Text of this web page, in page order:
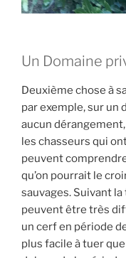
Un Domaine
Deuxième chose à
par exemple, sur un
aucun
les chasseurs qui
peuvent
qu’on pourrait le
sauvages. Suivant
peuvent être très
un cerf en période
plus facile à tuer